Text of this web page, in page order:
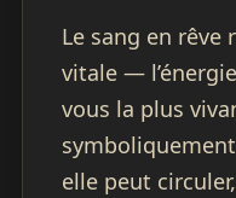
Le sang en rêve
vitale —
vous la plus
elle peut